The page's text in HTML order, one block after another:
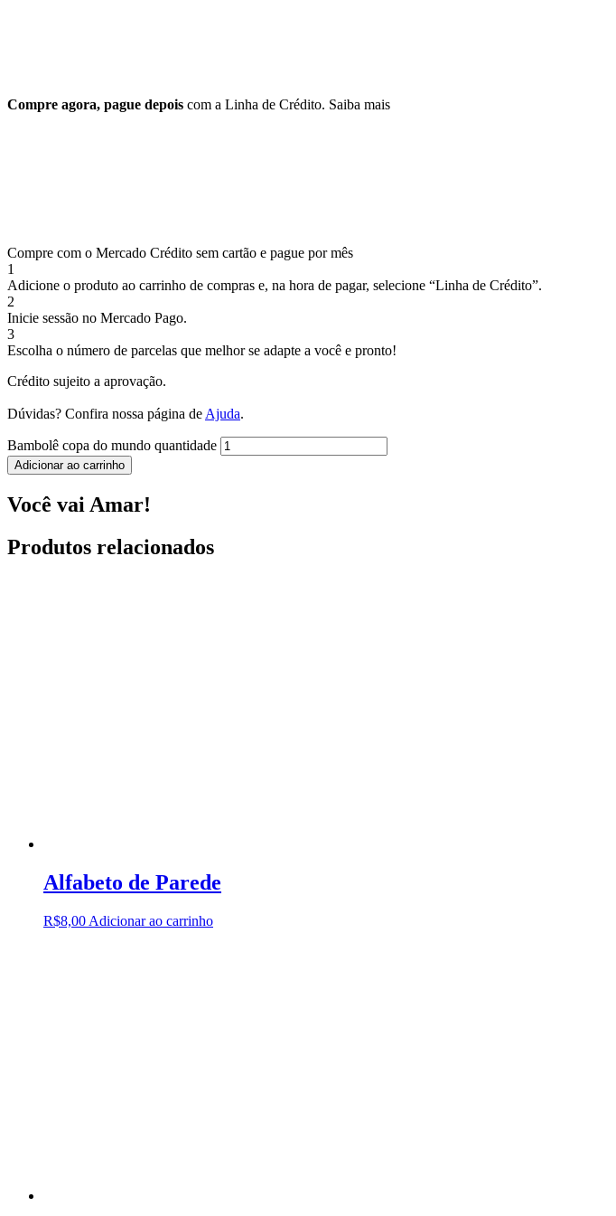
Compre agora, pague depois com a Linha de Crédito. Saiba mais
Compre com o Mercado Crédito sem cartão e pague por mês
1
Adicione o produto ao carrinho de compras e, na hora de pagar, selecione “Linha de Crédito”.
2
Inicie sessão no Mercado Pago.
3
Escolha o número de parcelas que melhor se adapte a você e pronto!
Crédito sujeito a aprovação.
Dúvidas? Confira nossa página de Ajuda.
Bambolê copa do mundo quantidade
Adicionar ao carrinho
Você vai Amar!
Produtos relacionados
Alfabeto de Parede
R$8,00 Adicionar ao carrinho